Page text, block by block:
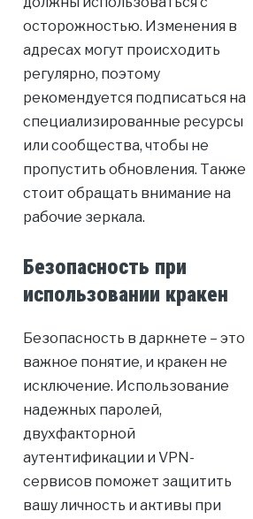
осторожностью. Изменения в
адресах могут происходить
регулярно, поэтому
рекомендуется подписаться на
специализированные ресурсы
или сообщества, чтобы не
пропустить обновления. Также
стоит обращать внимание на
рабочие зеркала.
Безопасность при
использовании кракен
Безопасность в даркнете – это
важное понятие, и кракен не
исключение. Использование
надежных паролей,
двухфакторной
аутентификации и VPN-
сервисов поможет защитить
вашу личность и активы при